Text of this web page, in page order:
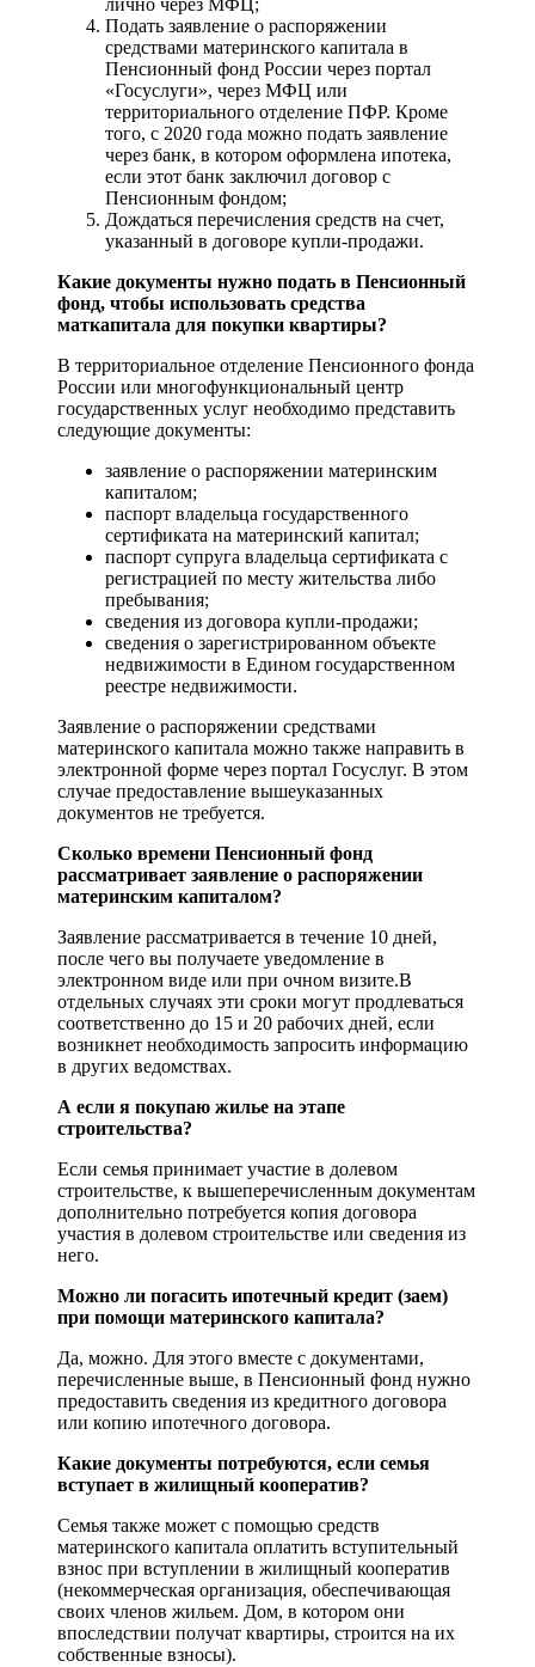
лично через МФЦ;
Подать заявление о распоряжении
средствами материнского капитала в
Пенсионный фонд России через портал
«Госуслуги», через МФЦ или
территориального отделение ПФР. Кроме
того, с 2020 года можно подать заявление
через банк, в котором оформлена ипотека,
если этот банк заключил договор с
Пенсионным фондом;
Дождаться перечисления средств на счет,
указанный в договоре купли-продажи.
Какие документы нужно подать в Пенсионный
фонд, чтобы использовать средства
маткапитала для покупки квартиры?
В территориальное отделение Пенсионного фонда
России или многофункциональный центр
государственных услуг необходимо представить
следующие документы:
заявление о распоряжении материнским
капиталом;
паспорт владельца государственного
сертификата на материнский капитал;
паспорт супруга владельца сертификата с
регистрацией по месту жительства либо
пребывания;
сведения из договора купли-продажи;
сведения о зарегистрированном объекте
недвижимости в Едином государственном
реестре недвижимости.
Заявление о распоряжении средствами
материнского капитала можно также направить в
электронной форме через портал Госуслуг. В этом
случае предоставление вышеуказанных
документов не требуется.
Сколько времени Пенсионный фонд
рассматривает заявление о распоряжении
материнским капиталом?
Заявление рассматривается в течение 10 дней,
после чего вы получаете уведомление в
электронном виде или при очном визите.В
отдельных случаях эти сроки могут продлеваться
соответственно до 15 и 20 рабочих дней, если
возникнет необходимость запросить информацию
в других ведомствах.
А если я покупаю жилье на этапе
строительства?
Если семья принимает участие в долевом
строительстве, к вышеперечисленным документам
дополнительно потребуется копия договора
участия в долевом строительстве или сведения из
него.
Можно ли погасить ипотечный кредит (заем)
при помощи материнского капитала?
Да, можно. Для этого вместе с документами,
перечисленные выше, в Пенсионный фонд нужно
предоставить сведения из кредитного договора
или копию ипотечного договора.
Какие документы потребуются, если семья
вступает в жилищный кооператив?
Семья также может с помощью средств
материнского капитала оплатить вступительный
взнос при вступлении в жилищный кооператив
(некоммерческая организация, обеспечивающая
своих членов жильем. Дом, в котором они
впоследствии получат квартиры, строится на их
собственные взносы).